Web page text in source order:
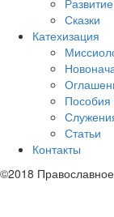
Сказки
Катехизация
Пособия
Статьи
Контакты
©2018